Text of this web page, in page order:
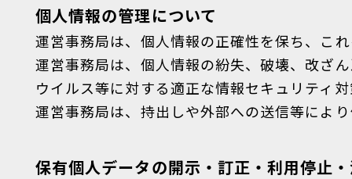
個人情報の管理について
運営事務局は、個人情報の正確性を保ち、こ
運営事務局は、個人情報の紛失、破壊、改ざ
ウイルス等に対する適正な情報セキュリティ
運営事務局は、持出しや外部への送信等によ
保有個人データの開示・訂正・利用停止